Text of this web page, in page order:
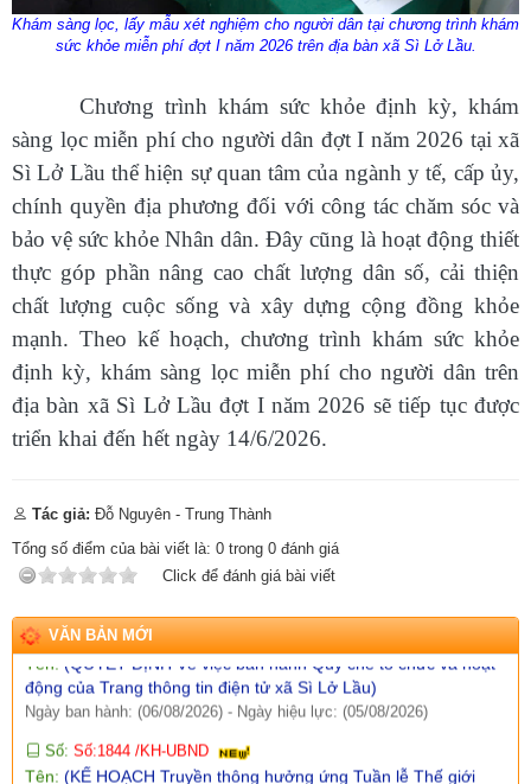
Khám sàng lọc, lấy mẫu xét nghiệm cho người dân tại chương trình khám
sức khỏe miễn phí đợt I năm 2026 trên địa bàn xã Sì Lở Lầu.
Chương trình khám sức khỏe định kỳ, khám
sàng lọc miễn phí cho người dân đợt I năm 2026 tại xã
Sì Lở Lầu thể hiện sự quan tâm của ngành y tế, cấp ủy,
chính quyền địa phương đối với công tác chăm sóc và
bảo vệ sức khỏe Nhân dân. Đây cũng là hoạt động thiết
thực góp phần nâng cao chất lượng dân số, cải thiện
chất lượng cuộc sống và xây dựng cộng đồng khỏe
mạnh. Theo kế hoạch, chương trình khám sức khỏe
định kỳ, khám sàng lọc miễn phí cho người dân trên
địa bàn xã Sì Lở Lầu đợt I năm 2026 sẽ tiếp tục được
triển khai đến hết ngày 14/6/2026.
Tác giả: Đỗ Nguyên - Trung Thành
Tổng số điểm của bài viết là: 0 trong 0 đánh giá
Click để đánh giá bài viết
VĂN BẢN MỚI
(BÁO CÁO Kết quả rà soát, đề xuất điều chỉnh dự toán
kinh phí thực hiện các dự án, nhiệm vụ khoa học, công nghệ,
đổi mới sáng tạo và chuyển đổi số năm 2026)
Ngày ban hành: (07/08/2026) -Ngày hiệu lực: (05/08/2026)
Tên: (V/v triển khai thực hiện Nghị định số 301/2026/NĐ-CP
ngày 30/7/2026 của Chính phủ)
Ngày ban hành: (07/08/2026) -Ngày hiệu lực: (05/08/2026)
Số: Số:1860 /UBND-KT
Tên:(V/v Rà soát các điểm dân cư có nguy cơ sạt lở và lập
phương án sơ tán khi cần thiết.)
Ngày ban hành: (07/08/2026) -Ngày hiệu lực: (06/08/2026)
Số:Số: 1851/UBND-VHXH
xã Sì Lở Lầu)
Ngày ban hành: (06/08/2026) -Ngày hiệu lực: (05/08/2026)
Số: Số: 511/QĐ-BBT
động của Trang thông tin điện tử xã Sì Lở Lầu)
Ngày ban hành: (06/08/2026) -Ngày hiệu lực: (05/08/2026)
Số:Số:1844 /KH-UBND
Tên:
(KẾ HOẠCH Truyền thông hưởng ứng Tuần lễ Thế giới
Nuôi con bằng sữa mẹ năm 2026)
Ngày ban hành: (05/08/2026) -Ngày hiệu lực: (05/08/2026)